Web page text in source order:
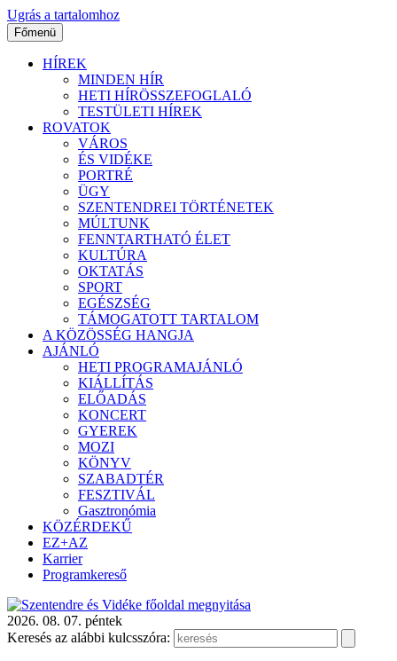
Ugrás a tartalomhoz
Főmenü
HÍREK
MINDEN HÍR
HETI HÍRÖSSZEFOGLALÓ
TESTÜLETI HÍREK
ROVATOK
VÁROS
ÉS VIDÉKE
PORTRÉ
ÜGY
SZENTENDREI TÖRTÉNETEK
MÚLTUNK
FENNTARTHATÓ ÉLET
KULTÚRA
OKTATÁS
SPORT
EGÉSZSÉG
TÁMOGATOTT TARTALOM
A KÖZÖSSÉG HANGJA
AJÁNLÓ
HETI PROGRAMAJÁNLÓ
KIÁLLÍTÁS
ELŐADÁS
KONCERT
GYEREK
MOZI
KÖNYV
SZABADTÉR
FESZTIVÁL
Gasztronómia
KÖZÉRDEKŰ
EZ+AZ
Karrier
Programkereső
2026. 08. 07. péntek
Keresés az alábbi kulcsszóra: